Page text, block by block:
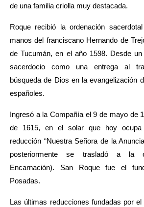
de una familia criolla muy destacada.
Roque recibió la ordenación
manos del franciscano Hernando de
de Tucumán, en el año 1598. Desde un
sacerdocio como una entrega al
búsqueda de Dios en la evangelización
españoles.
Ingresó a la Compañía el 9 de mayo de
de 1615, en el solar que hoy ocupa
reducción “Nuestra Señora de la
posteriormente se trasladó a la
Encarnación). San Roque fue el
Posadas.
Las últimas reducciones fundadas por